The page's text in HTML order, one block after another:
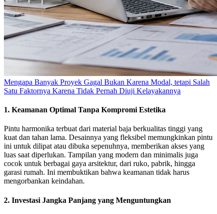
Mengapa Banyak Proyek Gagal Bukan Karena Modal, tetapi Salah
Satu Faktornya Karena Tidak Pernah Diuji Kelayakannya
1. Keamanan Optimal Tanpa Kompromi Estetika
Pintu harmonika terbuat dari material baja berkualitas tinggi yang
kuat dan tahan lama. Desainnya yang fleksibel memungkinkan pintu
ini untuk dilipat atau dibuka sepenuhnya, memberikan akses yang
luas saat diperlukan. Tampilan yang modern dan minimalis juga
cocok untuk berbagai gaya arsitektur, dari ruko, pabrik, hingga
garasi rumah. Ini membuktikan bahwa keamanan tidak harus
mengorbankan keindahan.
2. Investasi Jangka Panjang yang Menguntungkan